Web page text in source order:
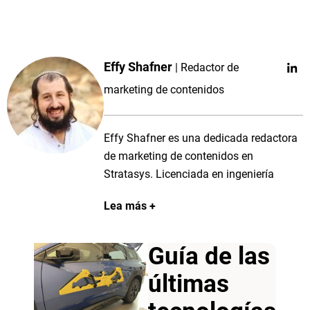
Guía de las
últimas
Effy Shafner
Redactor de
marketing de contenidos
Effy Shafner es una dedicada redactora
de marketing de contenidos en
Stratasys. Licenciada en ingeniería
experiencia en la redacción de
aporta a su trabajo una mezcla única de
creatividad y pensamiento estratégico.
Ha publicado artículos de alto nivel en
plataformas del sector, entradas de blog
Lea más